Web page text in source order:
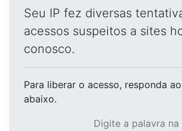
Seu IP fez diversas
acessos suspeitos a sites
conosco.
Para liberar o acesso, responda
abaixo.
Digite a palavra na